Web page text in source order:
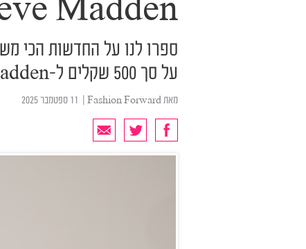
Madden
ספרו לנו על החדשות הכי
על סך 500 שקלים ל-Steve Madden
מאתFashion Forward